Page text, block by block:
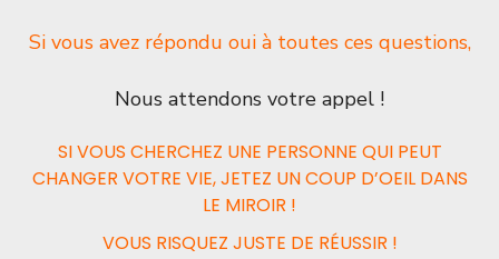
Si vous avez répondu oui à toutes ces questions,
Nous attendons votre appel !
SI VOUS CHERCHEZ UNE PERSONNE QUI PEUT
CHANGER VOTRE VIE, JETEZ UN COUP D’OEIL DANS
LE MIROIR !
VOUS RISQUEZ JUSTE DE RÉUSSIR !